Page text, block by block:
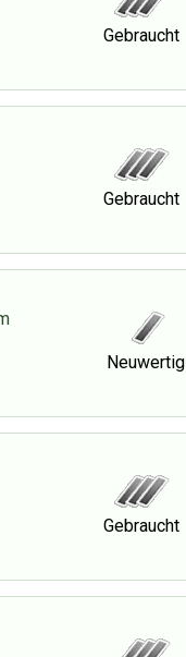
Gebraucht
Gebraucht
Neuwertig
Gebraucht